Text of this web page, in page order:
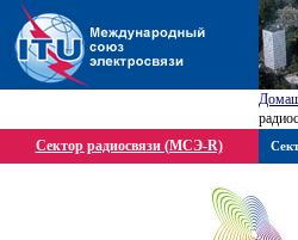
Сектор радиосвязи (МСЭ-R)